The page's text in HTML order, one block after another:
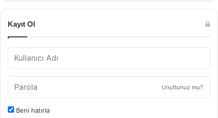
Kayıt Ol
Unuttunuz mu?
Beni hatırla